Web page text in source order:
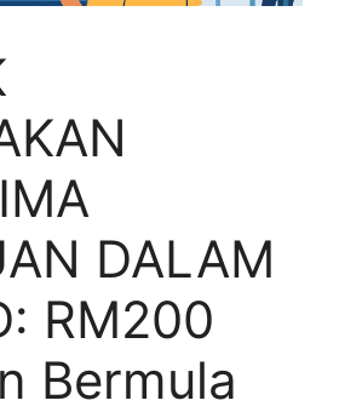
DALAM
RM200
Bermula